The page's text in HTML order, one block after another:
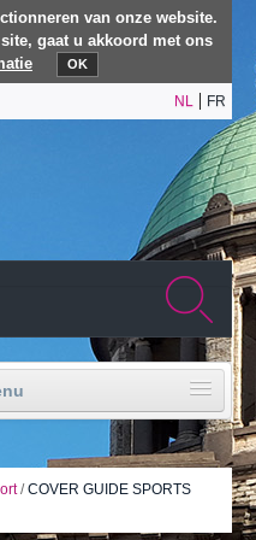
van onze website.
gaat u akkoord met ons
OK
NL FR
/COVER GUIDE SPORTS